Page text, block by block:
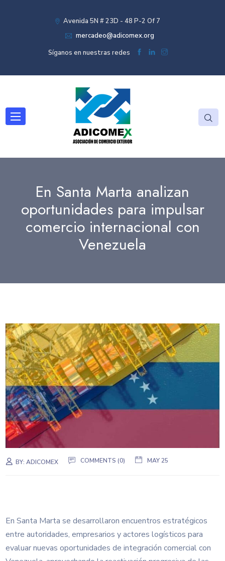
Avenida 5N # 23D - 48 P-2 Of 7
mercadeo@adicomex.org
Síganos en nuestras redes
En Santa Marta analizan
oportunidades para impulsar
comercio internacional con
Venezuela
BY:ADICOMEX COMMENTS (0) MAY 25
En Santa Marta se desarrollaron encuentros estratégicos
entre autoridades, empresarios y actores logísticos para
evaluar nuevas oportunidades de integración comercial con